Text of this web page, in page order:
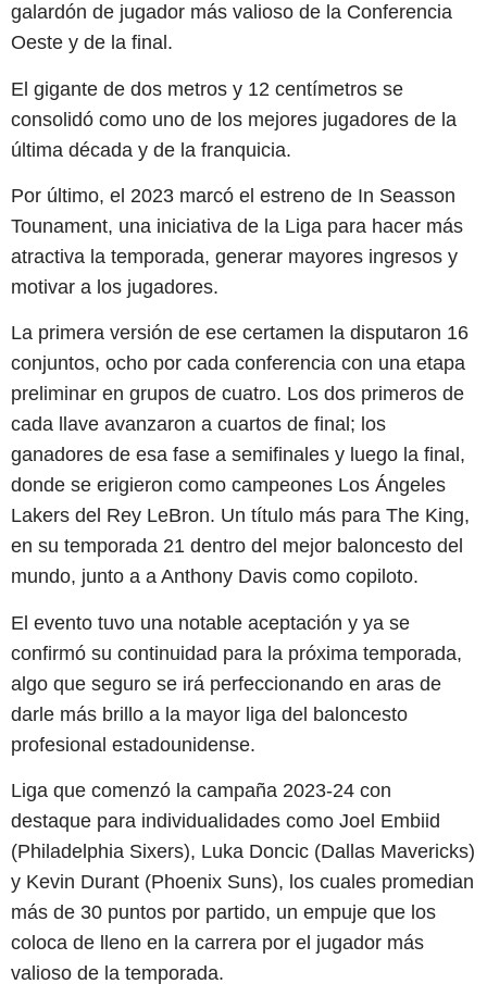
galardón de jugador más valioso de la Conferencia
Oeste y de la final.
El gigante de dos metros y 12 centímetros se
consolidó como uno de los mejores jugadores de la
última década y de la franquicia.
Por último, el 2023 marcó el estreno de In Seasson
Tounament, una iniciativa de la Liga para hacer más
atractiva la temporada, generar mayores ingresos y
motivar a los jugadores.
La primera versión de ese certamen la disputaron 16
conjuntos, ocho por cada conferencia con una etapa
preliminar en grupos de cuatro. Los dos primeros de
cada llave avanzaron a cuartos de final; los
ganadores de esa fase a semifinales y luego la final,
donde se erigieron como campeones Los Ángeles
Lakers del Rey LeBron. Un título más para The King,
en su temporada 21 dentro del mejor baloncesto del
mundo, junto a a Anthony Davis como copiloto.
El evento tuvo una notable aceptación y ya se
confirmó su continuidad para la próxima temporada,
algo que seguro se irá perfeccionando en aras de
darle más brillo a la mayor liga del baloncesto
profesional estadounidense.
Liga que comenzó la campaña 2023-24 con
destaque para individualidades como Joel Embiid
(Philadelphia Sixers), Luka Doncic (Dallas Mavericks)
y Kevin Durant (Phoenix Suns), los cuales promedian
más de 30 puntos por partido, un empuje que los
coloca de lleno en la carrera por el jugador más
valioso de la temporada.